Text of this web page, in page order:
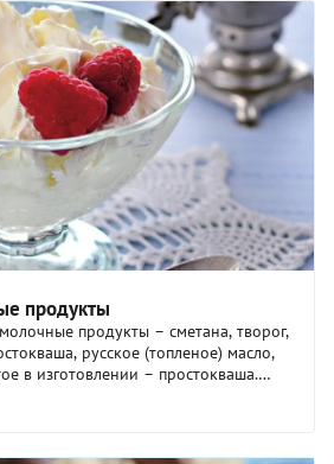
продукты
продукты – сметана, творог,
русское (топленое) масло,
...